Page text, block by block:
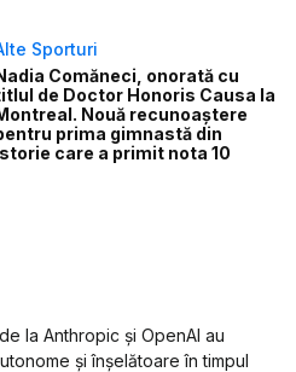
Sporturi
Comăneci, onorată cu
de Doctor Honoris Causa la
Nouă recunoaștere
prima gimnastă din
care a primit nota 10
la Anthropic și OpenAI au
și înșelătoare în timpul